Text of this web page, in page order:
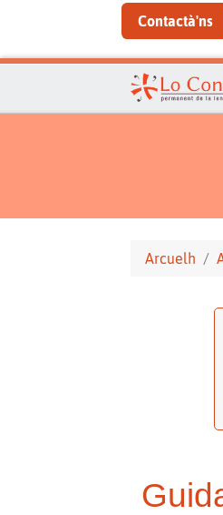
Contactà'ns
Arcuelh